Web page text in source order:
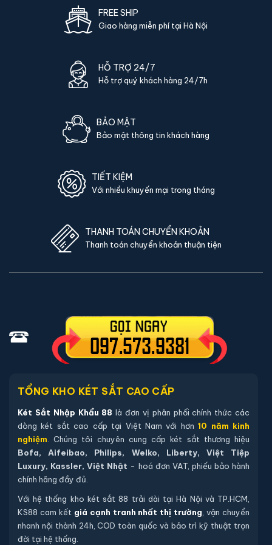
lại nếu khách tìm được nơi rẻ hơn cùng sản phẩm.
LB79PRO App Wifi chính hãng
Mỗi sản phẩmKét sắt Liberty LB79PRO App Wifi chính
02 chìa khoá cơ chính hãng (chìa thép tôi cao cấp).
Sách hướng dẫn sử dụng tiếng Việt.
Hướng dẫn mua Két sắt Liberty LB79PRO
Mua hàng tại két sắt nhập khẩu 88 bạn có thể
chon lựa những cách sau:
những thông tin đã chính xác bạn tiếp tục ấn thanh
toán bạn cần để lại những thông tin cần thiết ở màn
hình để chúng tôi có thể hỗ trợ bạn. Sau đó ấn submit
và tiến hành xử lý cũng như giao hàng theo yêu cầu
của quý khách hàng
Cách 2: Quý khách hàng liên hệ trực tiếp với nhân
viên chúng tôi qua zalo hoặc số điện thoại, chúng tôi
sẽ tư vấn các mẫu loại két phù hợp với yêu cầu của
quý khách hàng sau đó chúng tôi sẽ tiến hành xử lý
như quy trình tiếp theo.
Cách 3
: Quý khách hàng xem trực tiếp tại kho gần
nhất nơi quý khách hàng đang ở, chú ý để tiếp kiệm
FREE SHIP
Giao hàng miễn phí tại Hà Nội
HỖ TRỢ 24/7
Hỗ trợ quý khách hàng 24/7h
BẢO MẬT
Bảo mật thông tin khách hàng
TIẾT KIỆM
Với nhiều khuyến mại trong tháng
THANH TOÁN CHUYỂN KHOẢN
Thanh toán chuyển khoản thuận tiện
TỔNG KHO KÉT SẮT CAO CẤP
Két Sắt Nhập Khẩu 88 là đơn vị phân phối chính thức các
dòng két sắt cao cấp tại Việt Nam với hơn10 năm kinh
nghiệm . Chúng tôi chuyên cung cấp két sắt thương hiệu
Bofa, Aifeibao, Philips, Welko, Liberty, Việt Tiệp
Luxury, Kassler, Việt Nhật - hoá đơn VAT, phiếu bảo hành
chính hãng đầy đủ.
Với hệ thống kho két sắt 88 trải dài tại Hà Nội và TP.HCM,
KS88 cam kết giá cạnh tranh nhất thị trường , vận chuyển
nhanh nội thành 24h, COD toàn quốc và bảo trì kỹ thuật trọn
đời tại hệ thống.